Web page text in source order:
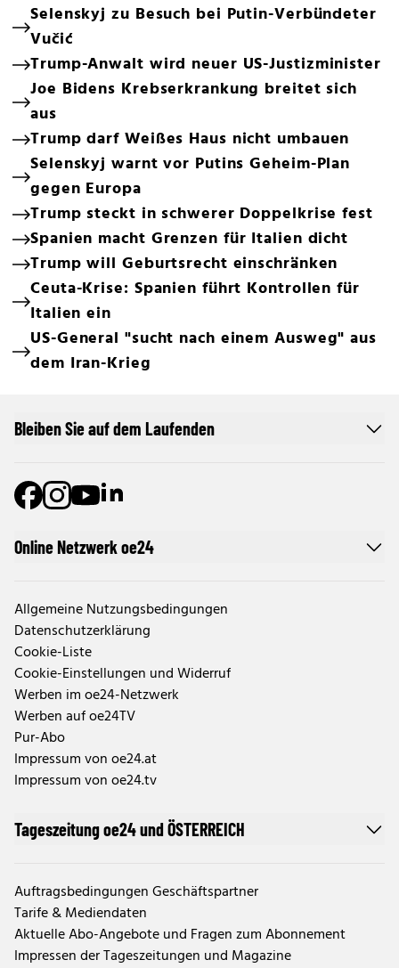
Selenskyj zu Besuch bei Putin-Verbündeter
Vučić
Trump-Anwalt wird neuer US-Justizminister
Joe Bidens Krebserkrankung breitet sich
aus
Trump darf Weißes Haus nicht umbauen
Selenskyj warnt vor Putins Geheim-Plan
gegen Europa
Trump steckt in schwerer Doppelkrise fest
Spanien macht Grenzen für Italien dicht
Trump will Geburtsrecht einschränken
Ceuta-Krise: Spanien führt Kontrollen für
Italien ein
US-General "sucht nach einem Ausweg" aus
dem Iran-Krieg
Online Netzwerk oe24
Allgemeine Nutzungsbedingungen
Datenschutzerklärung
Cookie-Liste
Cookie-Einstellungen und Widerruf
Werben im oe24-Netzwerk
Werben auf oe24TV
Pur-Abo
Impressum von oe24.at
Impressum von oe24.tv
Tageszeitung oe24 und ÖSTERREICH
Auftragsbedingungen Geschäftspartner
Tarife & Mediendaten
Aktuelle Abo-Angebote und Fragen zum Abonnement
Impressen der Tageszeitungen und Magazine
Bleiben Sie auf dem Laufenden